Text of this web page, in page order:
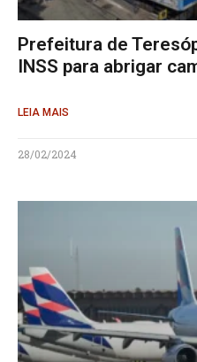
Prefeitura de
INSS para abrigar
LEIA MAIS
28/02/2024